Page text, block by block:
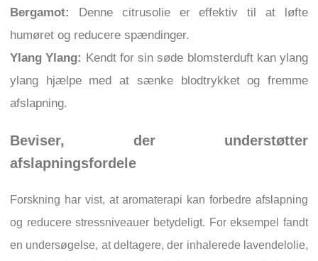
Bergamot:
Denne citrusolie er effektiv til at løfte
humøret og reducere spændinger.
Ylang Ylang: Kendt for sin søde blomsterduft kan ylang
ylang hjælpe med at sænke blodtrykket og fremme
afslapning.
Beviser, der understøtter
afslapningsfordele
Forskning har vist, at aromaterapi kan forbedre afslapning
og reducere stressniveauer betydeligt. For eksempel fandt
en undersøgelse, at deltagere, der inhalerede lavendelolie,